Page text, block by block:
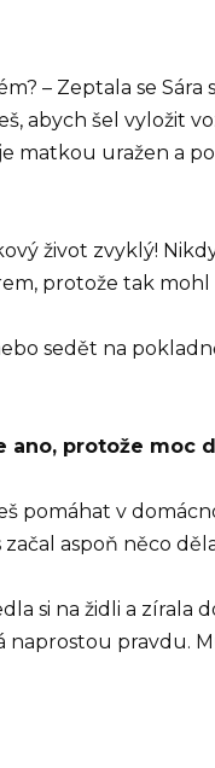
– Zeptala se Sára
abych šel vyložit
matkou uražen a
život zvyklý!
protože tak mohl
sedět na
ano, protože
pomáhat v
začal aspoň něco
si na židli a zírala
naprostou pravdu.